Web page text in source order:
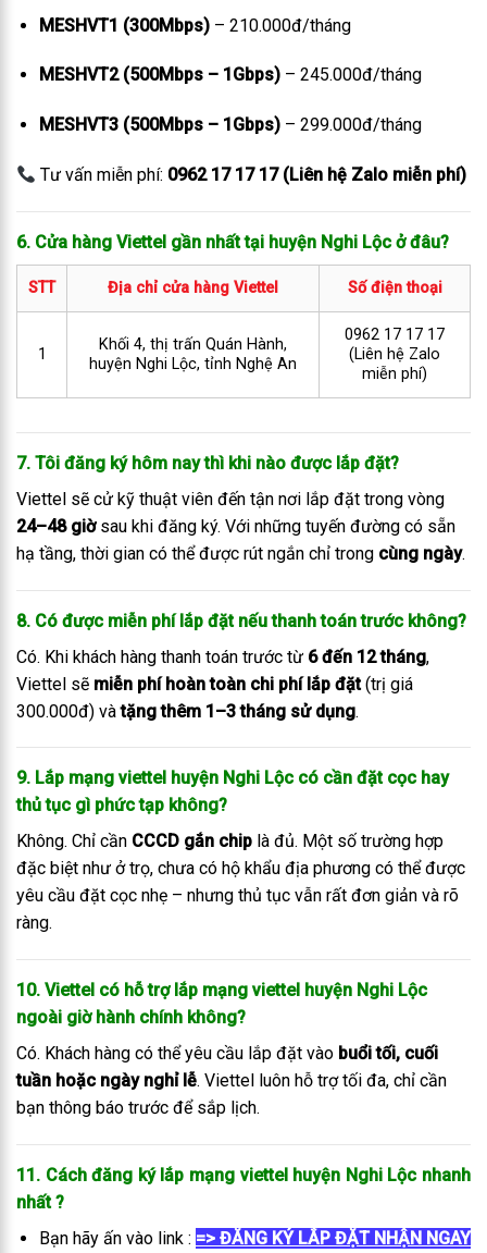
MESHVT1 (300Mbps)– 210.000đ/tháng
MESHVT2 (500Mbps – 1Gbps)– 245.000đ/tháng
MESHVT3 (500Mbps – 1Gbps)– 299.000đ/tháng
Tư vấn miễn phí: 0962 17 17 17 (Liên hệ Zalo miễn phí)
6. Cửa hàng Viettel gần nhất tại huyện Nghi Lộc ở đâu?
STT Địa chỉ cửa hàng Viettel Số điện thoại
1
Khối 4, thị trấn Quán Hành,
huyện Nghi Lộc, tỉnh Nghệ An
0962 17 17 17
(Liên hệ Zalo
miễn phí)
7. Tôi đăng ký hôm nay thì khi nào được lắp đặt?
Viettel sẽ cử kỹ thuật viên đến tận nơi lắp đặt trong vòng
24–48 giờsau khi đăng ký. Với những tuyến đường có sẵn
hạ tầng, thời gian có thể được rút ngắn chỉ trong cùng ngày.
8. Có được miễn phí lắp đặt nếu thanh toán trước không?
Có. Khi khách hàng thanh toán trước từ 6 đến 12 tháng,
Viettel sẽ miễn phí hoàn toàn chi phí lắp đặt(trị giá
300.000đ) vàtặng thêm 1–3 tháng sử dụng.
9. Lắp mạng viettel huyện Nghi Lộc có cần đặt cọc hay
thủ tục gì phức tạp không?
Không. Chỉ cần CCCD gắn chip là đủ. Một số trường hợp
đặc biệt như ở trọ, chưa có hộ khẩu địa phương có thể được
yêu cầu đặt cọc nhẹ – nhưng thủ tục vẫn rất đơn giản và rõ
ràng.
10. Viettel có hỗ trợ lắp mạng viettel huyện Nghi Lộc
ngoài giờ hành chính không?
Có. Khách hàng có thể yêu cầu lắp đặt vào buổi tối, cuối
tuần hoặc ngày nghỉ lễ. Viettel luôn hỗ trợ tối đa, chỉ cần
bạn thông báo trước để sắp lịch.
11. Cách đăng ký lắp mạng viettel huyện Nghi Lộc nhanh
nhất?
Bạn hãy ấn vào link : => ĐĂNG KÝ LẮP ĐẶT NHẬN NGAY